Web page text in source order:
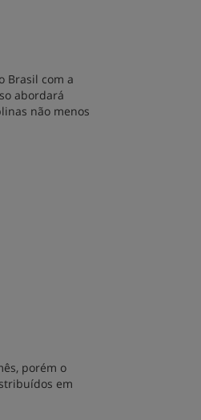
Brasil com a
abordará
não menos
porém o
em